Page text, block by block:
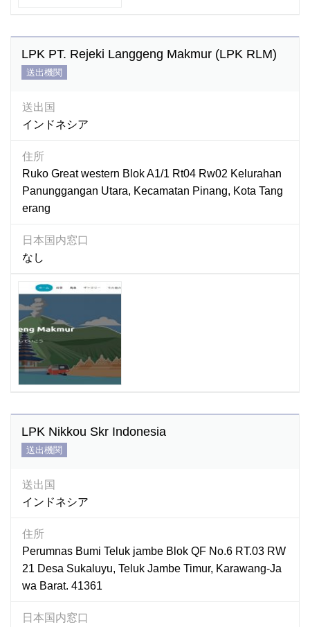
LPK PT. Rejeki Langgeng Makmur (LPK RLM)
送出機関
送出国
インドネシア
住所
Ruko Great western Blok A1/1 Rt04 Rw02 Kelurahan
Panunggangan Utara, Kecamatan Pinang, Kota Tang
erang
日本国内窓口
なし
LPK Nikkou Skr Indonesia
送出機関
送出国
インドネシア
住所
Perumnas Bumi Teluk jambe Blok QF No.6 RT.03 RW
21 Desa Sukaluyu, Teluk Jambe Timur, Karawang-Ja
wa Barat. 41361
日本国内窓口